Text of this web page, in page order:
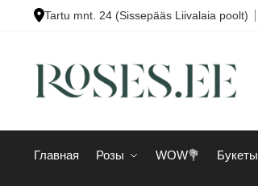
Tartu mnt. 24 (Sissepääs Liivalaia poolt)
Главная Розы WOW💐 Букеты